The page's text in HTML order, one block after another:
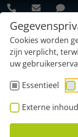
Cookies worden
zijn verplicht,
uw
Essentieel
Externe inhoud